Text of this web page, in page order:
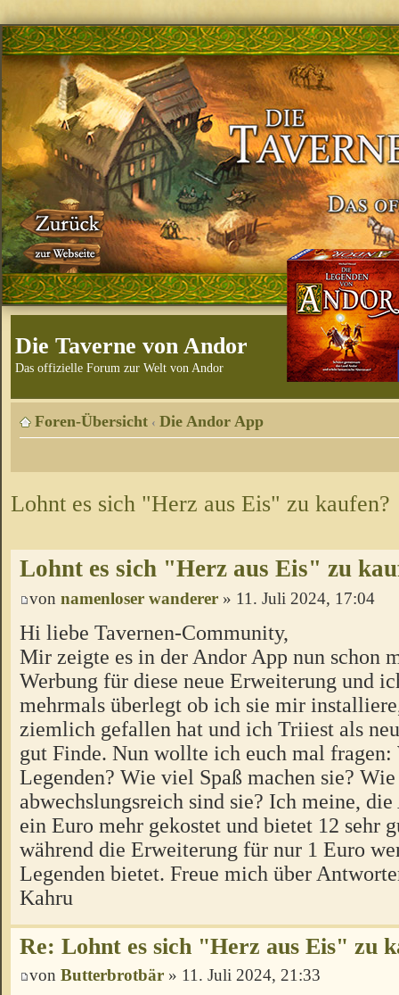
Die Taverne von Andor
Das offizielle Forum zur Welt von Andor
Foren-Übersicht ‹ Die Andor App
Lohnt es sich "Herz aus Eis" zu kaufen?
Lohnt es sich "Herz aus Eis" zu
von namenloser wanderer » 11. Juli 2024, 17:04
Hi liebe Tavernen-Community,
Mir zeigte es in der Andor App nun schon
Werbung für diese neue Erweiterung und
mehrmals überlegt ob ich sie mir
ziemlich gefallen hat und ich Triiest als
gut Finde. Nun wollte ich euch mal
Legenden? Wie viel Spaß machen sie? Wie
abwechslungsreich sind sie? Ich meine,
ein Euro mehr gekostet und bietet 12 sehr
während die Erweiterung für nur 1 Euro
Legenden bietet. Freue mich über
Kahru
Re: Lohnt es sich "Herz aus Eis" zu
von Butterbrotbär » 11. Juli 2024, 21:33